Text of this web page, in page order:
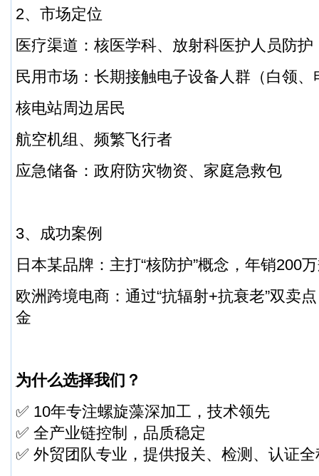
2、市场定位
医疗渠道：核医学科、放射科医护人员防护
民用市场：长期接触电子设备人群（白领、
核电站周边居民
航空机组、频繁飞行者
应急储备：政府防灾物资、家庭急救包
3、成功案例
日本某品牌：主打“核防护”概念，年销200
欧洲跨境电商：通过“抗辐射+抗衰老”双卖
金
为什么选择我们？
✅ 10年专注螺旋藻深加工，技术领先
✅ 全产业链控制，品质稳定
✅ 外贸团队专业，提供报关、检测、认证